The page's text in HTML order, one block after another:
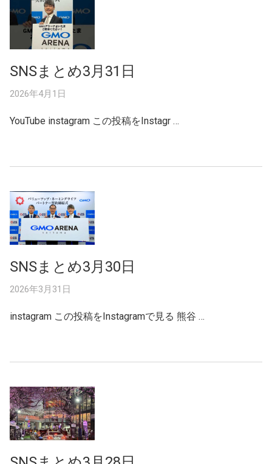
SNSまとめ3月31日
2026年4月1日
YouTube instagram この投稿をInstagr …
SNSまとめ3月30日
2026年3月31日
instagram この投稿をInstagramで見る 熊谷 …